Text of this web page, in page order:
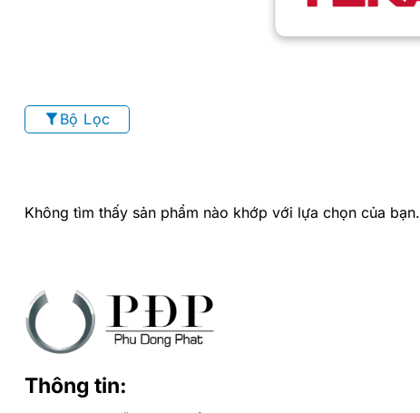
Bộ Lọc
Không tìm thấy sản phẩm nào khớp với lựa chọn của bạn.
Thông tin: